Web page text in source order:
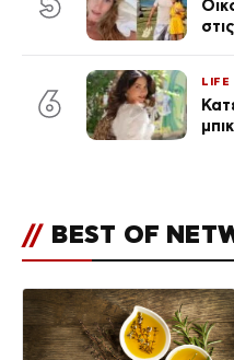
6
LIFE
// BEST OF